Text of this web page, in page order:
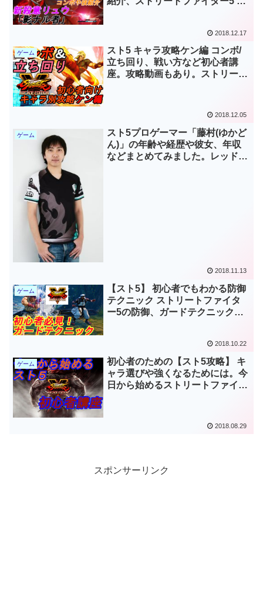
2018.12.17
ゲーム
スト5 キャラ攻略ケン編 コンボ/
立ち回り、戦い方など初心者講
座。攻略動画もあり。ストリート
2018.12.05
ゲーム
スト5プロゲーマー「藤村(ゆかど
ん)」の年齢や経歴や彼女、年収
などまとめてみました。レッドブ
2018.11.13
ゲーム
【スト5】 初心者でもわかる防御
テクニック ストリートファイタ
ー5の防御、ガードテクニックに
2018.10.22
ゲーム
初心者のための【スト5攻略】 キ
ャラ選びや強くなるためには。今
日から始めるストリートファイタ
2018.08.29
スポンサーリンク